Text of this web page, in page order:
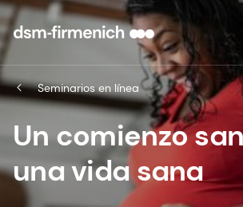
Seminarios en línea
Un comienzo
una vida sana